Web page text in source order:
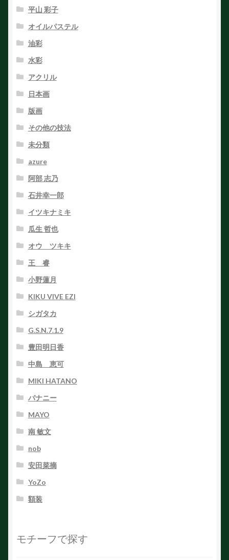
平山 彩子
オイルパステル
油彩
水彩
アクリル
日本画
版画
その他の技法
未分類
azure
阿部 志乃
石井幸一郎
イツキナミキ
瓜生 哲也
オウ ツキキ
王 睿
小野蓮月
KIKU VIVE EZI
シガタカ
G.S.N.7.1.9
豊田明日香
中島 恵可
MIKI HATANO
バナニー
MAYO
南 敏文
nob
安田菜摘
YoZo
額装
モチーフで探す